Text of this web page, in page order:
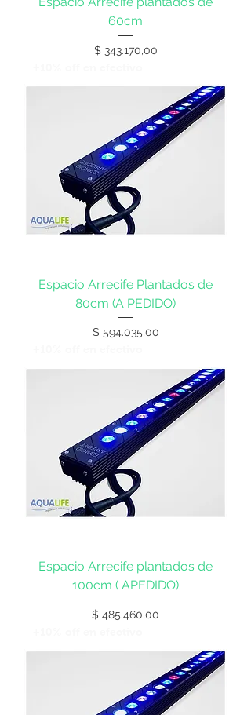
60cm
Precio
$ 343.170,00
Espacio Arrecife Plantados de
80cm (A PEDIDO)
Precio
$ 594.035,00
Espacio Arrecife plantados de
100cm ( APEDIDO)
Precio
$ 485.460,00